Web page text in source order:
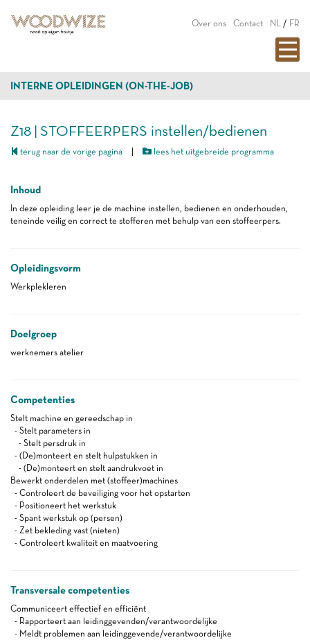
Over ons Contact NL / FR
INTERNE OPLEIDINGEN (ON-THE-JOB)
Z18 | STOFFEERPERS instellen/bedienen
terug naar de vorige pagina lees het uitgebreide programma
Inhoud
In deze opleiding leer je de machine instellen, bedienen en onderhouden,
teneinde veilig en correct te stofferen met behulp van een stoffeerpers.
Opleidingsvorm
Werkplekleren
Doelgroep
werknemers atelier
Competenties
Stelt machine en gereedschap in
- Stelt parameters in
- Stelt persdruk in
- (De)monteert en stelt hulpstukken in
- (De)monteert en stelt aandrukvoet in
Bewerkt onderdelen met (stoffeer)machines
- Controleert de beveiliging voor het opstarten
- Positioneert het werkstuk
- Spant werkstuk op (persen)
- Zet bekleding vast (nieten)
- Controleert kwaliteit en maatvoering
Transversale competenties
Communiceert effectief en efficiënt
- Rapporteert aan leidinggevenden/verantwoordelijke
- Meldt problemen aan leidinggevende/verantwoordelijke